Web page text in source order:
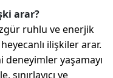
arar?
ruhlu ve enerjik
ilişkiler arar.
yaşamayı
sınırlayıcı ve